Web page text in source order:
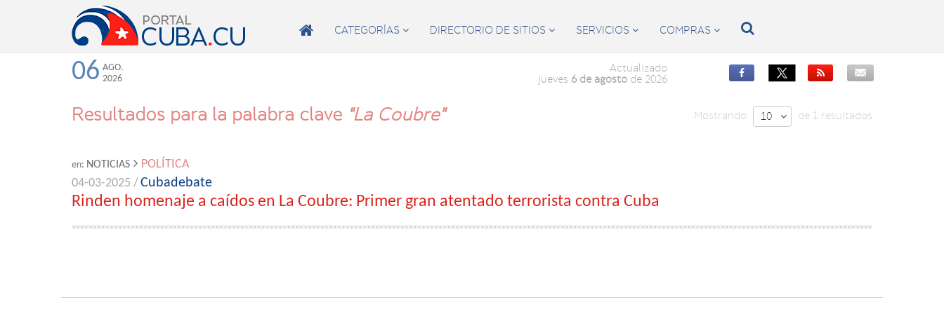
 CATEGORÍAS  DIRECTORIO DE SITIOS  SERVICIOS  COMPRAS  
06 AGO.
2026
Actualizado
jueves 6 de agostode 2026


Resultados para la palabra clave "La Coubre" Mostrando 10  de 1 resultados
en: NOTICIAS
POLÍTICA
04-03-2025 /Cubadebate
Rinden homenaje a caídos en La Coubre: Primer gran atentado terrorista contra Cuba